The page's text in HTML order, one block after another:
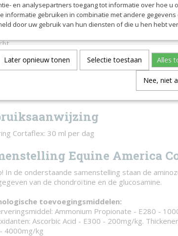
de Cortaflex is een super slim supplement welke
van ingrediënten zorgt dat de ingrediënten
op elkaar hebben en goed opneembaar zijn door
America Cortaflex Regular Strength is ook
een sterkere werking kan de Equine America Super
Cortaflex: 30 ml per dag
Equine America
In de onderstaande samenstelling staan de
van de chondroïtine en de glucosamine.
toevoegingsmiddelen:
Ammonium Propionate - E280 -
Ascorbic Acid - E300 - 200mg/kg.
4000mg/kg
en analysepartners toegang tot informatie over hoe u
informatie gebruiken in combinatie met andere gegevens
door uw gebruik van hun diensten of die u hen hebt
Later opnieuw tonen Selectie toestaan Alles
Nee, niet